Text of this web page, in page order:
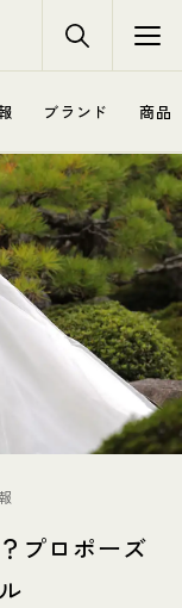
ブランド 商品
プロポーズ